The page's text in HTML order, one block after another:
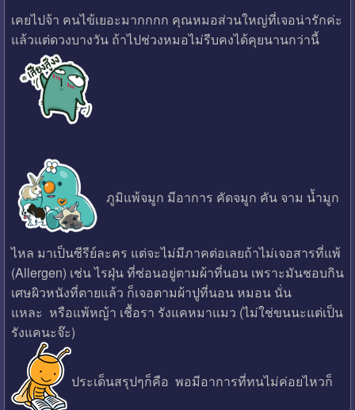
เคยไปจ้า คนไข้เยอะมากกกก คุณหมอส่วนใหญ่ที่เจอน่ารักค่ะ
แล้วแต่ดวงบางวัน ถ้าไปช่วงหมอไม่รีบคงได้คุยนานกว่านี้
ภูมิแพ้จมูก มีอาการ คัดจมูก คัน จาม น้ำมูก
ไหล มาเป็นซีรีย์ละคร แต่จะไม่มีภาคต่อเลยถ้าไม่เจอสารที่แพ้
(Allergen) เช่น ไรฝุ่น ที่ซ่อนอยู่ตามผ้าที่นอน เพราะมันชอบกิน
เศษผิวหนังที่ตายแล้ว ก็เจอตามผ้าปูที่นอน หมอน นั่น
แหละ หรือแพ้หญ้า เชื้อรา รังแคหมาแมว (ไม่ใช่ขนนะแต่เป็น
รังแคนะจ๊ะ)
ประเด็นสรุปๆก็คือ พอมีอาการที่ทนไม่ค่อยไหวก็